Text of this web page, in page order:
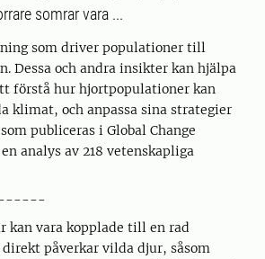
somrar vara ...
som driver populationer till
Dessa och andra insikter kan hjälpa
förstå hur hjortpopulationer kan
klimat, och anpassa sina strategier
publiceras i Global Change
analys av 218 vetenskapliga
kan vara kopplade till en rad
påverkar vilda djur, såsom